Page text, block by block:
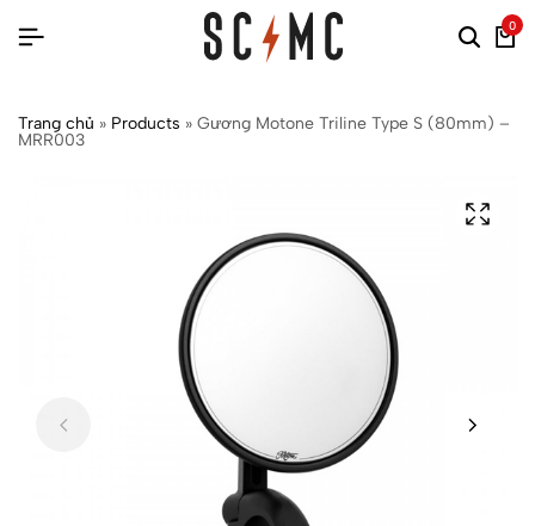
0
Trang chủ » Products » Gương Motone Triline Type S (80mm) –
MRR003